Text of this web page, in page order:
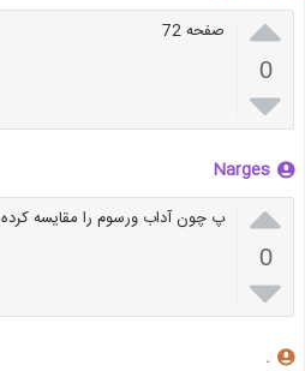

0

صفحه 72
Narges

0

پ چون آداب ورسوم را مقایسه کرده
.